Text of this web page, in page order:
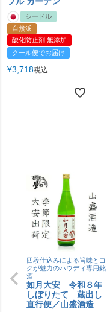
シードル
自然派
酸化防止剤 無添加
クール便でお届け
¥3,718税込
四段仕込みによる旨味とコ
クが魅力のハウディ専用銘
酒
如月大安 令和８年
しぼりたて 蔵出し
直行便／山盛酒造